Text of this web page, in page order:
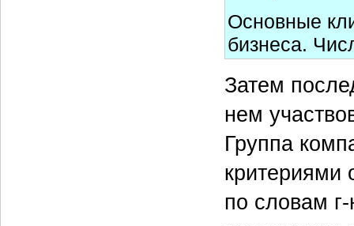
Основные
бизнеса.
Затем
нем
Группа
критериями
по словам